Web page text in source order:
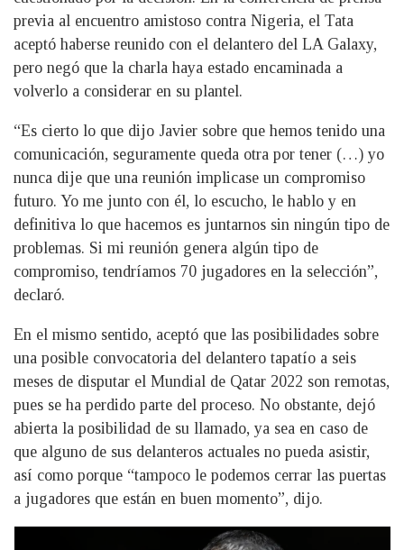
previa al encuentro amistoso contra Nigeria, el Tata
aceptó haberse reunido con el delantero del LA Galaxy,
pero negó que la charla haya estado encaminada a
volverlo a considerar en su plantel.
“Es cierto lo que dijo Javier sobre que hemos tenido una
comunicación, seguramente queda otra por tener (…) yo
nunca dije que una reunión implicase un compromiso
futuro. Yo me junto con él, lo escucho, le hablo y en
definitiva lo que hacemos es juntarnos sin ningún tipo de
problemas. Si mi reunión genera algún tipo de
compromiso, tendríamos 70 jugadores en la selección”,
declaró.
En el mismo sentido, aceptó que las posibilidades sobre
una posible convocatoria del delantero tapatío a seis
meses de disputar el Mundial de Qatar 2022 son remotas,
pues se ha perdido parte del proceso. No obstante, dejó
abierta la posibilidad de su llamado, ya sea en caso de
que alguno de sus delanteros actuales no pueda asistir,
así como porque “tampoco le podemos cerrar las puertas
a jugadores que están en buen momento”, dijo.